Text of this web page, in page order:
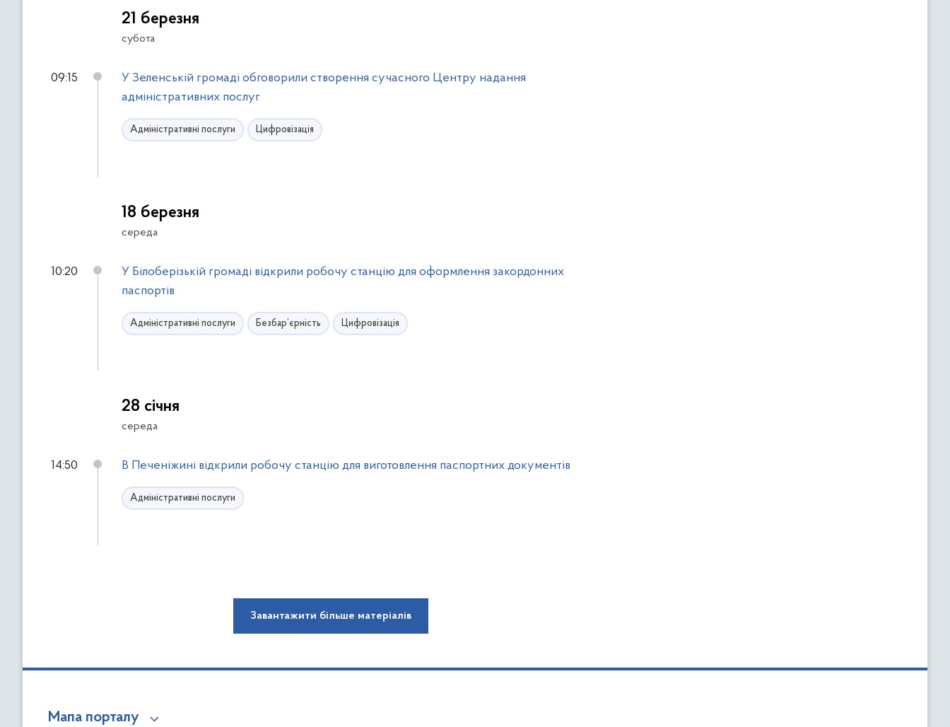
21 березня
субота
09:15
У Зеленській громаді обговорили створення сучасного Центру надання
адміністративних послуг
Адміністративні послуги Цифровізація
18 березня
середа
10:20
У Білоберізькій громаді відкрили робочу станцію для оформлення закордонних
паспортів
Адміністративні послуги Безбар’єрність Цифровізація
28 січня
середа
14:50 В Печеніжині відкрили робочу станцію для виготовлення паспортних документів
Адміністративні послуги
Завантажити більше матеріалів
Мапа порталу